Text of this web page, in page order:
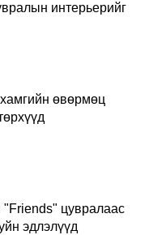
интерьерийг
өвөрмөц
цувралаас
эдлэлүүд